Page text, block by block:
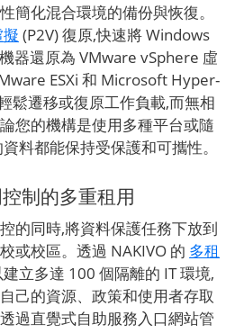
簡化混合環境的備份與恢復。
(P2V) 復原,快速將 Windows
器還原為 VMware vSphere 虛
ESXi 和 Microsoft Hyper-
鬆遷移或復原工作負載,而無相
您的機構是使用多種平台或隨
料都能保持受保護和可攜性。
制的多重租用
的同時,將資料保護任務下放到
或校區。透過 NAKIVO 的 多租
立多達 100 個隔離的 IT 環境,
己的資源、政策和使用者存取
過直覺式自助服務入口網站管